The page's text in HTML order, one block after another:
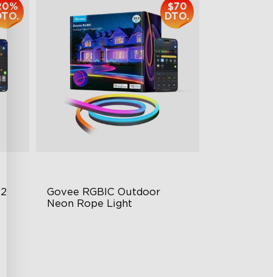
Govee RGBIC Outdoor
Neon Rope Light
$70
DTO.